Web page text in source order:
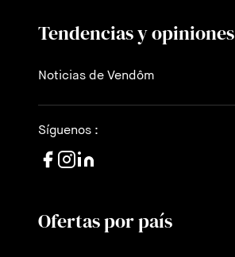
Tendencias y opiniones
Noticias de Vendôm
Síguenos :
Ofertas por país